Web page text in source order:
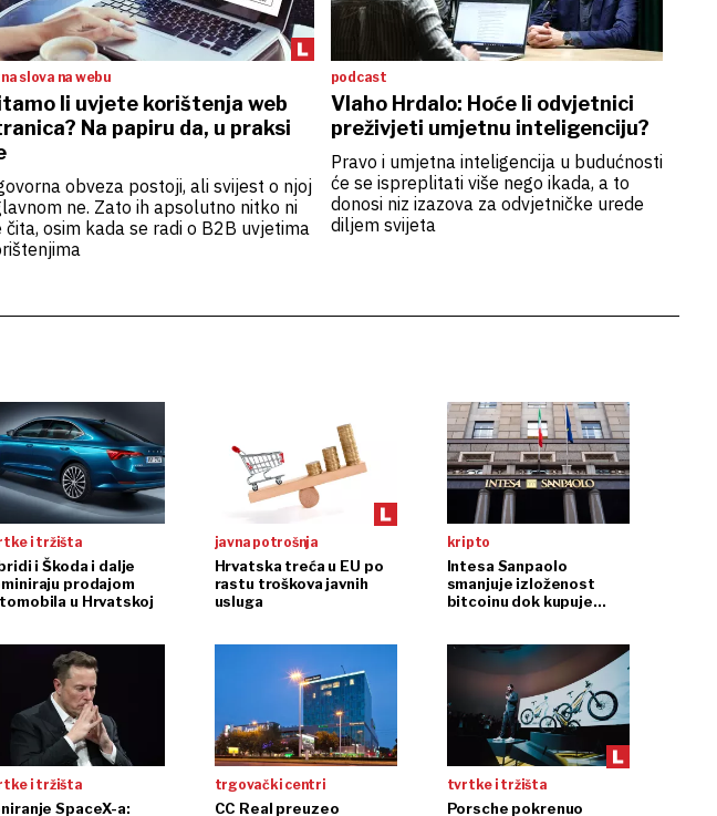
slova na webu
li uvjete korištenja web
Na papiru da, u praksi
obveza postoji, ali svijest o njoj
ne. Zato ih apsolutno nitko ni
čita, osim kada se radi o B2B uvjetima
podcast
Vlaho Hrdalo: Hoće li odvjetnici
preživjeti umjetnu inteligenciju?
Pravo i umjetna inteligencija u budućnosti
će se ispreplitati više nego ikada, a to
donosi niz izazova za odvjetničke urede
diljem svijeta
i tržišta
i Škoda i dalje
prodajom
u Hrvatskoj
javna potrošnja
Hrvatska treća u EU po
rastu troškova javnih
usluga
kripto
Intesa Sanpaolo
smanjuje izloženost
bitcoinu dok kupuje
i tržišta
SpaceX-a:
trgovački centri
CC Real preuzeo
tvrtke i tržišta
Porsche pokrenuo